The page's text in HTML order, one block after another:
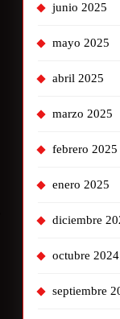
junio 2025
mayo 2025
abril 2025
marzo 2025
febrero 2025
enero 2025
diciembre
octubre 2024
septiembre